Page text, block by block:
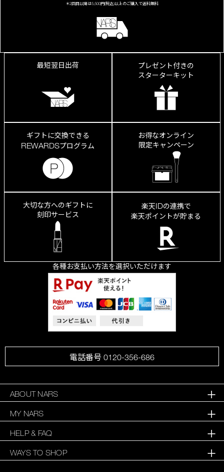
ワ
＊2回目以降は5,500円(税込)以上のご購入で送料無料
最短翌日出荷
プレゼント付きの
スターターキット
ギフトに交換できる
REWARDSプログラム
お得なオンライン
限定キャンペーン
大切な方へのギフトに
刻印サービス
楽天IDの連携で
楽天ポイントが貯まる
各種お支払い方法を選択いただけます
電話番号 0120-356-686
ABOUT NARS
MY NARS
HELP & FAQ
WAYS TO SHOP